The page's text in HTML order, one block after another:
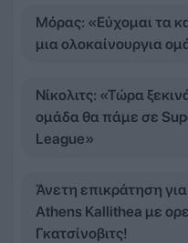
Μόρας: «Εύχομαι τα
μια ολοκαίνουργια
Νίκολιτς: «Τώρα
ομάδα θα πάμε σε
League»
Άνετη επικράτηση
Athens Kallithea με
Γκατσίνοβιτς!